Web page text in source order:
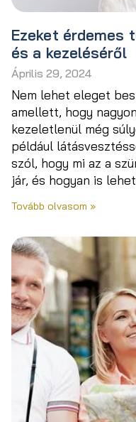
Ezeket érdemes
és a kezeléséről
Április 29, 2024
Nem lehet eleget
amellett, hogy
kezeletlenül még
például
szól, hogy mi az a
jár, és hogyan is
Tovább olvasom »